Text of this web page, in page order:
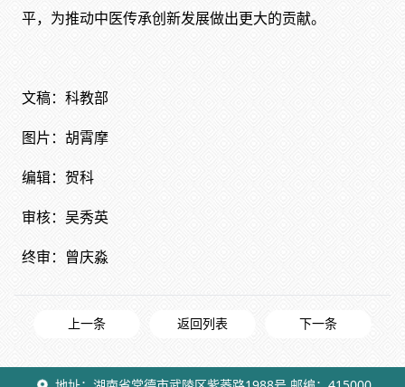
平，为推动中医传承创新发展做出更大的贡献。
文稿：科教部
图片：胡霄摩
编辑：贺科
审核：吴秀英
终审：曾庆淼
上一条 返回列表 下一条